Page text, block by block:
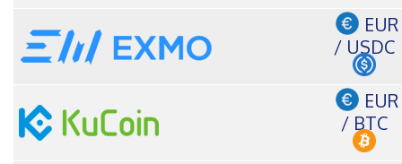
EUR
/ USDC
EUR
/ BTC